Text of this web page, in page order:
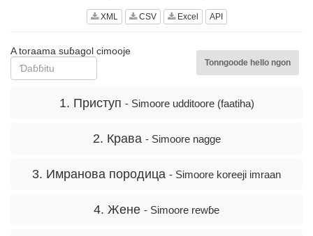
XML CSV Excel API
A toraama suɓagol cimooje
Tonngoode hello ngon
1. Приступ - Simoore udditoore (faatiha)
2. Крава - Simoore nagge
3. Имранова породица - Simoore koreeji imraan
4. Жене - Simoore rewɓe